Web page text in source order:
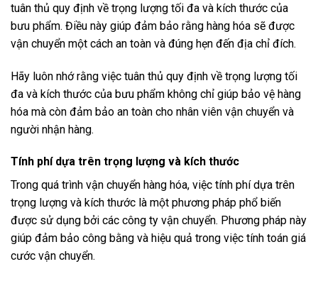
tuân thủ quy định về trọng lượng tối đa và kích thước của
bưu phẩm. Điều này giúp đảm bảo rằng hàng hóa sẽ được
vận chuyển một cách an toàn và đúng hẹn đến địa chỉ đích.
Hãy luôn nhớ rằng việc tuân thủ quy định về trọng lượng tối
đa và kích thước của bưu phẩm không chỉ giúp bảo vệ hàng
hóa mà còn đảm bảo an toàn cho nhân viên vận chuyển và
người nhận hàng.
Tính phí dựa trên trọng lượng và kích thước
Trong quá trình vận chuyển hàng hóa, việc tính phí dựa trên
trọng lượng và kích thước là một phương pháp phổ biến
được sử dụng bởi các công ty vận chuyển. Phương pháp này
giúp đảm bảo công bằng và hiệu quả trong việc tính toán giá
cước vận chuyển.